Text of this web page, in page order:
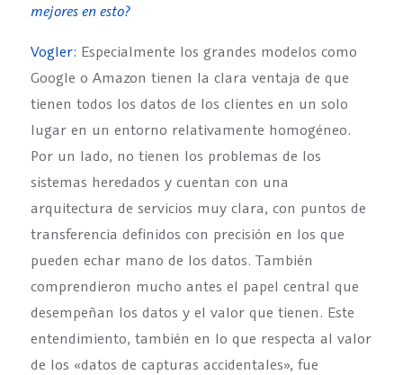
mejores en esto?
Vogler: Especialmente los grandes modelos como
Google o Amazon tienen la clara ventaja de que
tienen todos los datos de los clientes en un solo
lugar en un entorno relativamente homogéneo.
Por un lado, no tienen los problemas de los
sistemas heredados y cuentan con una
arquitectura de servicios muy clara, con puntos de
transferencia definidos con precisión en los que
pueden echar mano de los datos. También
comprendieron mucho antes el papel central que
desempeñan los datos y el valor que tienen. Este
entendimiento, también en lo que respecta al valor
de los «datos de capturas accidentales», fue